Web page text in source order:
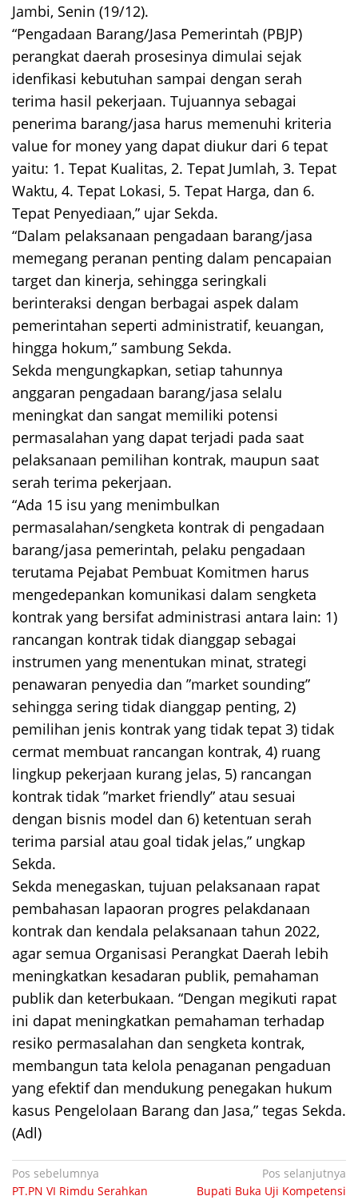
Jambi, Senin (19/12).
“Pengadaan Barang/Jasa Pemerintah (PBJP)
perangkat daerah prosesinya dimulai sejak
idenfikasi kebutuhan sampai dengan serah
terima hasil pekerjaan. Tujuannya sebagai
penerima barang/jasa harus memenuhi kriteria
value for money yang dapat diukur dari 6 tepat
yaitu: 1. Tepat Kualitas, 2. Tepat Jumlah, 3. Tepat
Waktu, 4. Tepat Lokasi, 5. Tepat Harga, dan 6.
Tepat Penyediaan,” ujar Sekda.
“Dalam pelaksanaan pengadaan barang/jasa
memegang peranan penting dalam pencapaian
target dan kinerja, sehingga seringkali
berinteraksi dengan berbagai aspek dalam
pemerintahan seperti administratif, keuangan,
hingga hokum,” sambung Sekda.
Sekda mengungkapkan, setiap tahunnya
anggaran pengadaan barang/jasa selalu
meningkat dan sangat memiliki potensi
permasalahan yang dapat terjadi pada saat
pelaksanaan pemilihan kontrak, maupun saat
serah terima pekerjaan.
“Ada 15 isu yang menimbulkan
permasalahan/sengketa kontrak di pengadaan
barang/jasa pemerintah, pelaku pengadaan
terutama Pejabat Pembuat Komitmen harus
mengedepankan komunikasi dalam sengketa
kontrak yang bersifat administrasi antara lain: 1)
rancangan kontrak tidak dianggap sebagai
instrumen yang menentukan minat, strategi
penawaran penyedia dan ”market sounding”
sehingga sering tidak dianggap penting, 2)
pemilihan jenis kontrak yang tidak tepat 3) tidak
cermat membuat rancangan kontrak, 4) ruang
lingkup pekerjaan kurang jelas, 5) rancangan
kontrak tidak ”market friendly” atau sesuai
dengan bisnis model dan 6) ketentuan serah
terima parsial atau goal tidak jelas,” ungkap
Sekda.
Sekda menegaskan, tujuan pelaksanaan rapat
pembahasan lapaoran progres pelakdanaan
kontrak dan kendala pelaksanaan tahun 2022,
agar semua Organisasi Perangkat Daerah lebih
meningkatkan kesadaran publik, pemahaman
publik dan keterbukaan. “Dengan megikuti rapat
ini dapat meningkatkan pemahaman terhadap
resiko permasalahan dan sengketa kontrak,
membangun tata kelola penaganan pengaduan
yang efektif dan mendukung penegakan hukum
kasus Pengelolaan Barang dan Jasa,” tegas Sekda.
(Adl)
Navigasi
Pos sebelumnya
PT.PN VI Rimdu Serahkan
Pos selanjutnya
Bupati Buka Uji Kompetensi